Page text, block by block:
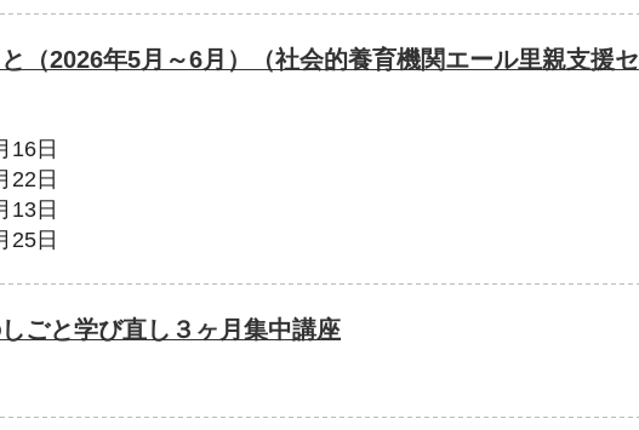
（2026年5月～6月）（社会的養育機関エール里親支援セ
16日
22日
13日
25日
ごと学び直し３ヶ月集中講座